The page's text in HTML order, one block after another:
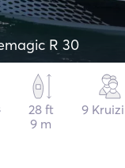
R 30
28 ft
9 m
9